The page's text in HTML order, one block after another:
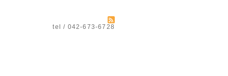
tel / 042-673-6728